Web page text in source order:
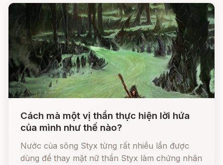
Cách mà một vị thần thực hiện lời hứa
của mình như thế nào?
Nước của sông Styx từng rất nhiều lần được
dùng để thay mặt nữ thần Styx làm chứng nhân